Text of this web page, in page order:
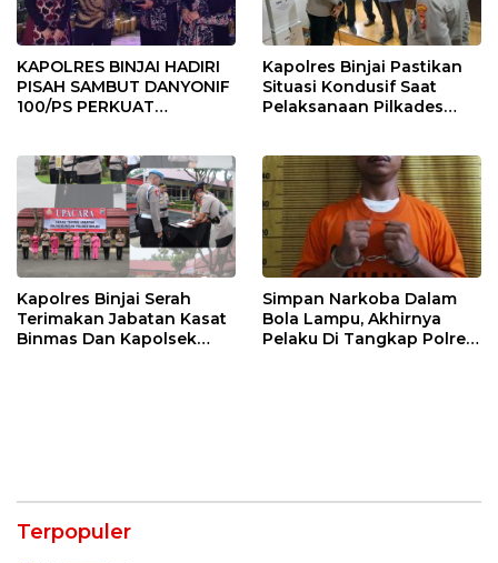
KAPOLRES BINJAI HADIRI
PISAH SAMBUT DANYONIF
100/PS PERKUAT
Kapolres Binjai Pastikan
Situasi Kondusif Saat
Pelaksanaan Pilkades
Kapolres Binjai Serah
Terimakan Jabatan Kasat
Binmas Dan Kapolsek
Simpan Narkoba Dalam
Bola Lampu, Akhirnya
Pelaku Di Tangkap Polres
Terpopuler